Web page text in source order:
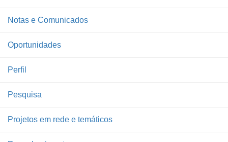
Notas e Comunicados
Oportunidades
Perfil
Pesquisa
Projetos em rede e temáticos